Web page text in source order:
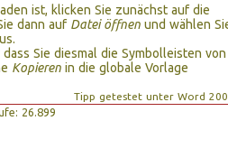
ist, klicken Sie zunächst auf die
dann auf Datei öffnen und wählen
Sie diesmal die Symbolleisten von
Kopieren in die globale Vorlage
Tipp getestet unter Word
26.899